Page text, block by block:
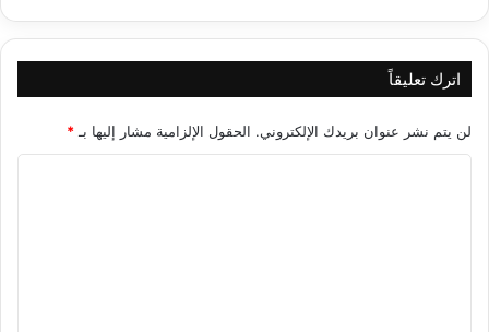
اترك تعليقاً
لن يتم نشر عنوان بريدك الإلكتروني. الحقول الإلزامية مشار إليها بـ *